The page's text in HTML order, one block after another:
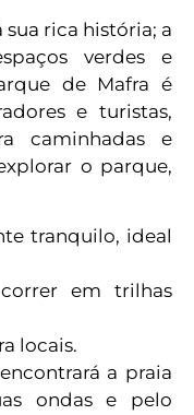
sua rica história; a
verdes e
de Mafra é
e turistas,
caminhadas e
o parque,
tranquilo, ideal
em trilhas
locais.
a praia
ondas e pelo